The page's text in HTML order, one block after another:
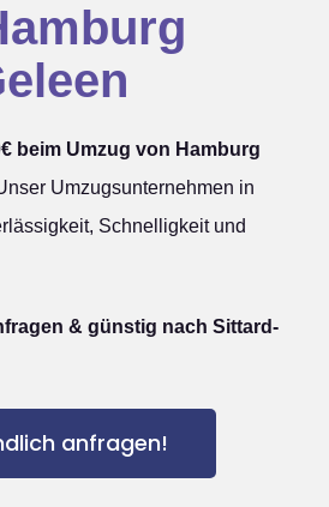
beim Umzug von Hamburg
Umzugsunternehmen in
Schnelligkeit und
& günstig nach Sittard-
anfragen!